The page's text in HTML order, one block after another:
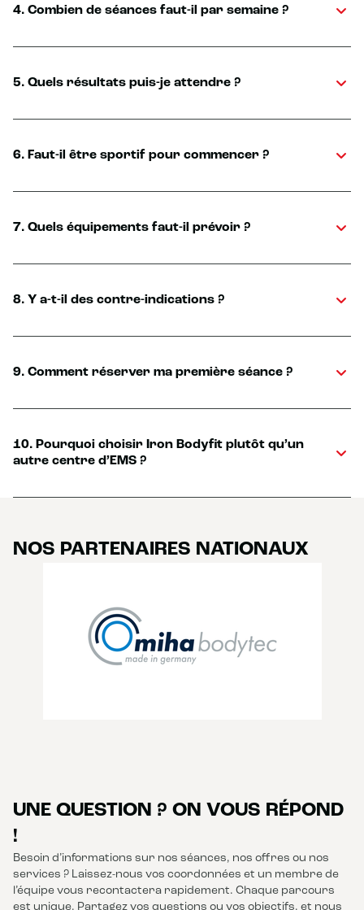
4. Combien de séances faut-il par semaine ?
5. Quels résultats puis-je attendre ?
6. Faut-il être sportif pour commencer ?
7. Quels équipements faut-il prévoir ?
8. Y a-t-il des contre-indications ?
9. Comment réserver ma première séance ?
10. Pourquoi choisir Iron Bodyfit plutôt qu’un
autre centre d’EMS ?
NOS PARTENAIRES NATIONAUX
UNE QUESTION ? ON VOUS RÉPOND
!
Besoin d’informations sur nos séances, nos offres ou nos
services ? Laissez-nous vos coordonnées et un membre de
l’équipe vous recontactera rapidement. Chaque parcours
est unique. Partagez vos questions ou vos objectifs, et nous